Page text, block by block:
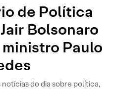
de Política
Bolsonaro
Paulo
do dia sobre política,